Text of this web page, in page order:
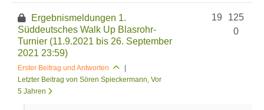
Ergebnismeldungen 1.
Süddeutsches Walk Up Blasrohr-
Turnier (11.9.2021 bis 26. September
2021 23:59)
Erster Beitrag und Antworten
|
Letzter Beitrag von Sören Spieckermann , Vor
5 Jahren
125
0
19